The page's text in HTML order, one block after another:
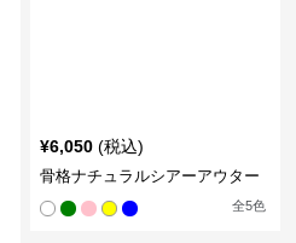
¥6,050 (税込)
骨格ナチュラルシアーアウター
全5色